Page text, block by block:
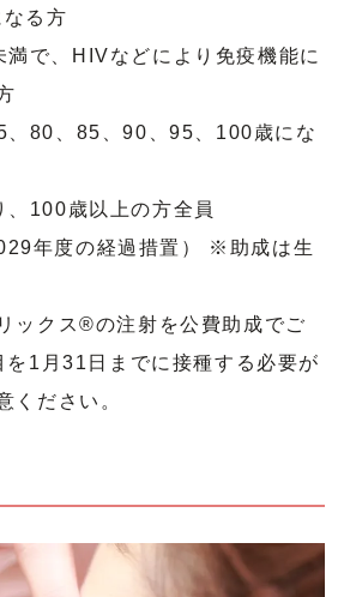
る方
で、HIVなどにより免疫機能に
80、85、90、95、100歳にな
100歳以上の方全員
年度の経過措置） ※助成は生
ックス®︎の注射を公費助成でご
1月31日までに接種する必要が
ください。